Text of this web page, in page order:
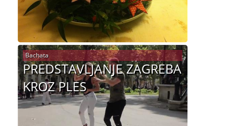
PREDSTAVLJANJE ZAGREBA
KROZ PLES
Bachata